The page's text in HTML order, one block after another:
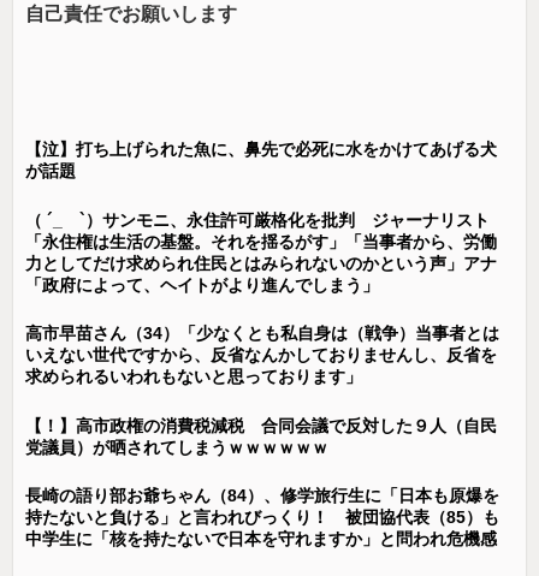
自己責任でお願いします
【泣】打ち上げられた魚に、鼻先で必死に水をかけてあげる犬
が話題
（ ´_ゝ`）サンモニ、永住許可厳格化を批判 ジャーナリスト
「永住権は生活の基盤。それを揺るがす」「当事者から、労働
力としてだけ求められ住民とはみられないのかという声」アナ
「政府によって、ヘイトがより進んでしまう」
高市早苗さん（34）「少なくとも私自身は（戦争）当事者とは
いえない世代ですから、反省なんかしておりませんし、反省を
求められるいわれもないと思っております」
【！】高市政権の消費税減税 合同会議で反対した９人（自民
党議員）が晒されてしまうｗｗｗｗｗｗ
長崎の語り部お爺ちゃん（84）、修学旅行生に「日本も原爆を
持たないと負ける」と言われびっくり！ 被団協代表（85）も
中学生に「核を持たないで日本を守れますか」と問われ危機感